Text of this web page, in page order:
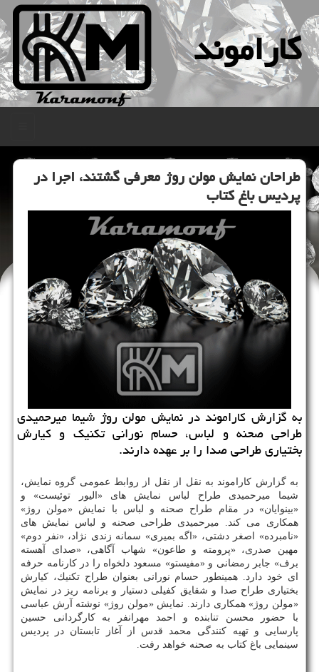
كاراموند
طراحان نمایش مولن روژ معرفی گشتند، اجرا در
پردیس باغ كتاب
به گزارش كاراموند در نمایش مولن روژ شیما میرحمیدی
طراحی صحنه و لباس، حسام نورانی تكنیك و كیارش
بختیاری طراحی صدا را بر عهده دارند.
به گزارش كاراموند به نقل از نقل از روابط عمومی گروه نمایش،
شیما میرحمیدی طراح لباس نمایش های «الیور توئیست» و
«بینوایان» در مقام طراح صحنه و لباس با نمایش «مولن روژ»
همكاری می كند. میرحمیدی طراحی صحنه و لباس نمایش های
«نامبرده» اصغر دشتی، «اگه بمیری» سمانه زندی نژاد، «نفر دوم»
مهین صدری، «پرومته و طاعون» شهاب آگاهی، «صدای آهسته
برف» جابر رمضانی و «مفیستو» مسعود دلخواه را در كارنامه حرفه
ای خود دارد. همینطور حسام نورانی بعنوان طراح تكنیك، كیارش
بختیاری طراح صدا و شقایق كفیلی دستیار و برنامه ریز در نمایش
«مولن روژ» همكاری دارند. نمایش «مولن روژ» نوشته آرش عباسی
با حضور محسن تنابنده و احمد مهرانفر به كارگردانی حسین
پارسایی و تهیه كنندگی محمد قدس از آغاز تابستان در پردیس
سینمایی باغ كتاب به صحنه خواهد رفت.